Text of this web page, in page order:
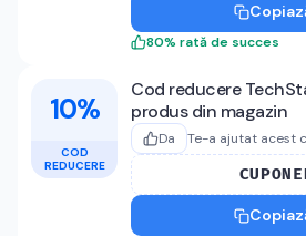
80% rată de succes
10%
COD
REDUCERE
Cod reducere
produs din magazin
Da Te-a ajutat acest